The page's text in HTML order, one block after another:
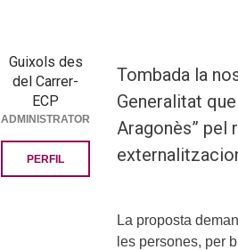
Tombada la
Generalitat
Aragonès” pel
La proposta
les persones, per
Guixols des
del Carrer-
ECP
ADMINISTRATOR
PERFIL